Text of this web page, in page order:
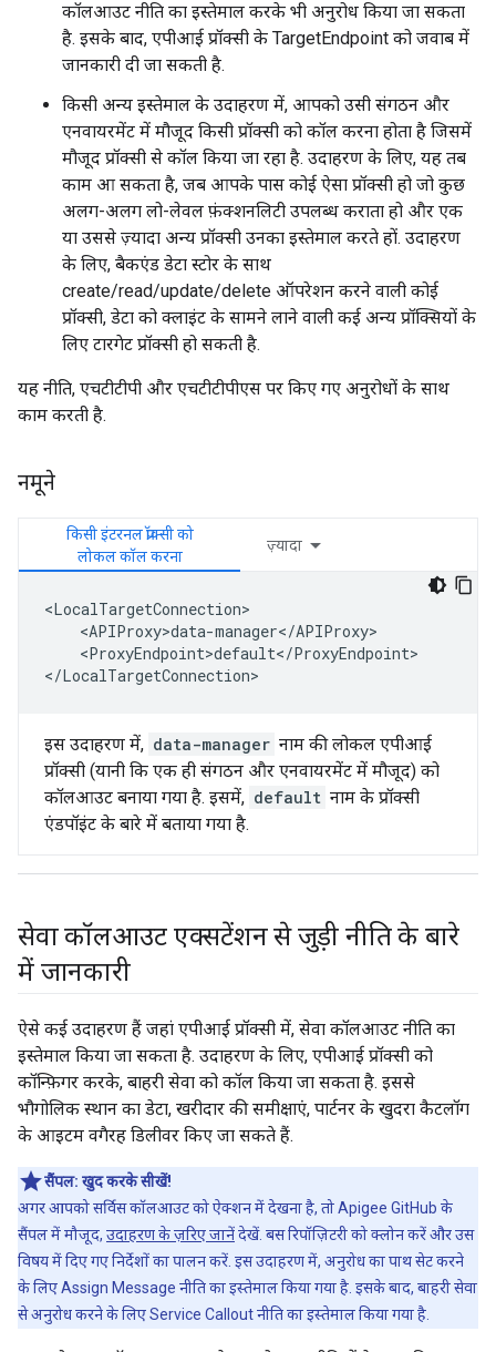
कॉलआउट नीति का इस्तेमाल करके भी अनुरोध किया जा सकता
है. इसके बाद, एपीआई प्रॉक्सी के TargetEndpoint को जवाब में
जानकारी दी जा सकती है.
किसी अन्य इस्तेमाल के उदाहरण में, आपको उसी संगठन और
एनवायरमेंट में मौजूद किसी प्रॉक्सी को कॉल करना होता है जिसमें
मौजूद प्रॉक्सी से कॉल किया जा रहा है. उदाहरण के लिए, यह तब
काम आ सकता है, जब आपके पास कोई ऐसा प्रॉक्सी हो जो कुछ
अलग-अलग लो-लेवल फ़ंक्शनलिटी उपलब्ध कराता हो और एक
या उससे ज़्यादा अन्य प्रॉक्सी उनका इस्तेमाल करते हों. उदाहरण
के लिए, बैकएंड डेटा स्टोर के साथ
create/read/update/delete ऑपरेशन करने वाली कोई
प्रॉक्सी, डेटा को क्लाइंट के सामने लाने वाली कई अन्य प्रॉक्सियों के
लिए टारगेट प्रॉक्सी हो सकती है.
यह नीति, एचटीटीपी और एचटीटीपीएस पर किए गए अनुरोधों के साथ
काम करती है.
नमूने
किसी इंटरनल प्रॉक्सी को
लोकल कॉल करना
ज़्यादा
<LocalTargetConnection>
    <APIProxy>data-manager</APIProxy>
    <ProxyEndpoint>default</ProxyEndpoint>
</LocalTargetConnection>
इस उदाहरण में, data-manager नाम की लोकल एपीआई
प्रॉक्सी (यानी कि एक ही संगठन और एनवायरमेंट में मौजूद) को
कॉलआउट बनाया गया है. इसमें, default नाम के प्रॉक्सी
एंडपॉइंट के बारे में बताया गया है.
सेवा कॉलआउट एक्सटेंशन से जुड़ी नीति के बारे
में जानकारी
ऐसे कई उदाहरण हैं जहां एपीआई प्रॉक्सी में, सेवा कॉलआउट नीति का
इस्तेमाल किया जा सकता है. उदाहरण के लिए, एपीआई प्रॉक्सी को
कॉन्फ़िगर करके, बाहरी सेवा को कॉल किया जा सकता है. इससे
भौगोलिक स्थान का डेटा, खरीदार की समीक्षाएं, पार्टनर के खुदरा कैटलॉग
के आइटम वगैरह डिलीवर किए जा सकते हैं.
सैंपल: खुद करके सीखें!
अगर आपको सर्विस कॉलआउट को ऐक्शन में देखना है, तो Apigee GitHub के
सैंपल में मौजूद, उदाहरण के ज़रिए जानेंदेखें. बस रिपॉज़िटरी को क्लोन करें और उस
विषय में दिए गए निर्देशों का पालन करें. इस उदाहरण में, अनुरोध का पाथ सेट करने
के लिए Assign Message नीति का इस्तेमाल किया गया है. इसके बाद, बाहरी सेवा
से अनुरोध करने के लिए Service Callout नीति का इस्तेमाल किया गया है.